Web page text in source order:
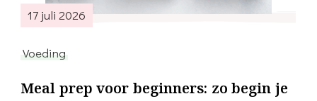
17 juli 2026
Voeding
Meal prep voor beginners: zo begin je